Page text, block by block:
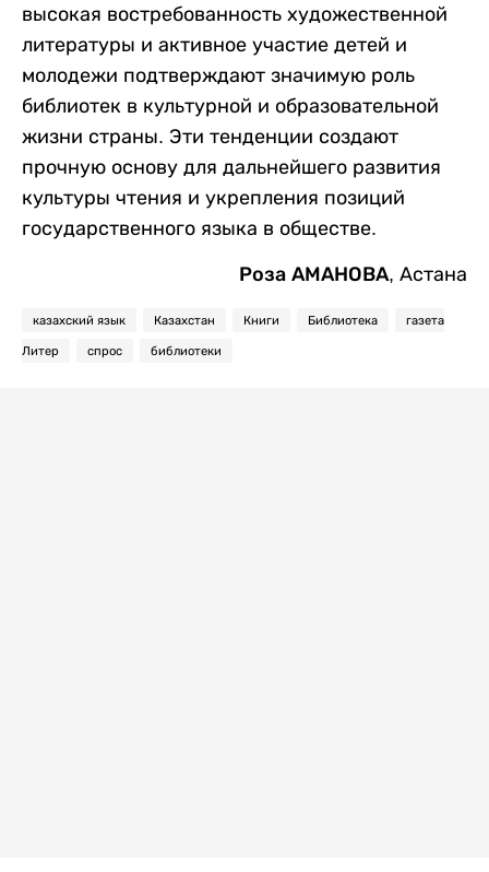
высокая востребованность художественной
литературы и активное участие детей и
молодежи подтверждают значимую роль
библиотек в культурной и образовательной
жизни страны. Эти тенденции создают
прочную основу для дальнейшего развития
культуры чтения и укрепления позиций
государственного языка в обществе.
Роза АМАНОВА, Астана
казахский язык Казахстан Книги Библиотека газета
Литер спрос библиотеки